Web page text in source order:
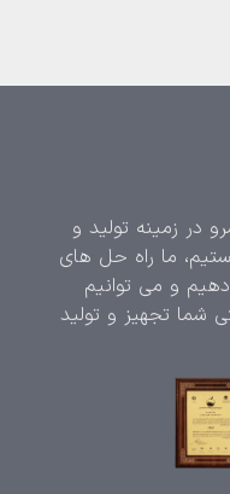
در زمینه تولید و
ما راه حل های
و می توانیم
شما تجهیز و تولید